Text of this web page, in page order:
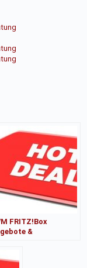
FRITZ!Box
&